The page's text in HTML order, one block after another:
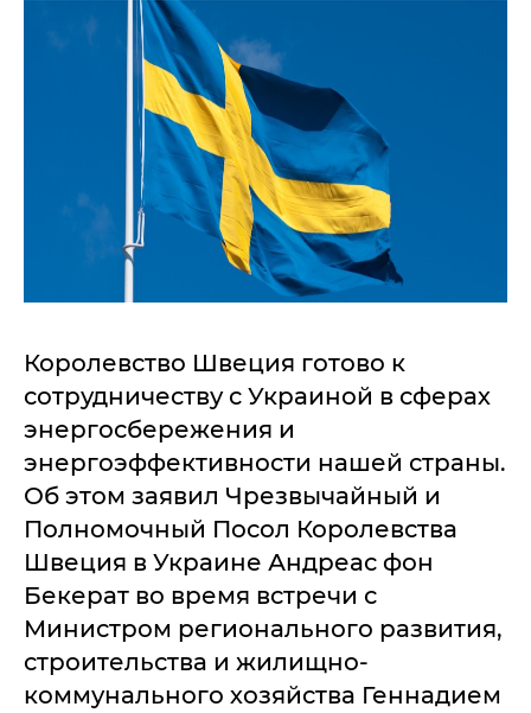
Королевство Швеция готово к
сотрудничеству с Украиной в сферах
энергосбережения и
энергоэффективности нашей страны.
Об этом заявил Чрезвычайный и
Полномочный Посол Королевства
Швеция в Украине Андреас фон
Бекерат во время встречи с
Министром регионального развития,
строительства и жилищно-
коммунального хозяйства Геннадием